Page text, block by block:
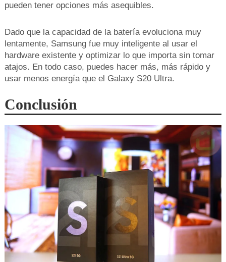
pueden tener opciones más asequibles.
Dado que la capacidad de la batería evoluciona muy
lentamente, Samsung fue muy inteligente al usar el
hardware existente y optimizar lo que importa sin tomar
atajos. En todo caso, puedes hacer más, más rápido y
usar menos energía que el Galaxy S20 Ultra.
Conclusión